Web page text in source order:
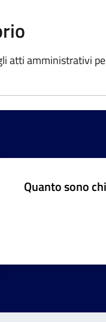
atti amministrativi
Quanto sono